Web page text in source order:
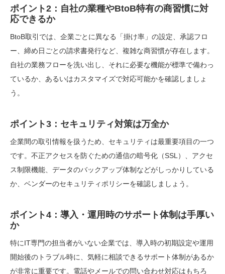
ポイント2：自社の業種やBtoB特有の商習慣に対
応できるか
BtoB取引では、企業ごとに異なる「掛け率」の設定、承認フロ
ー、締め日ごとの請求書発行など、複雑な商習慣が存在します。
自社の業務フローを洗い出し、それに必要な機能が標準で備わっ
ているか、あるいはカスタマイズで対応可能かを確認しましょ
う。
ポイント3：セキュリティ対策は万全か
企業間の取引情報を扱うため、セキュリティは最重要項目の一つ
です。不正アクセスを防ぐための通信の暗号化（SSL）、アクセ
ス制限機能、データのバックアップ体制などがしっかりしている
か、ベンダーのセキュリティポリシーを確認しましょう。
ポイント4：導入・運用時のサポート体制は手厚い
か
特にIT専門の担当者がいない企業では、導入時の初期設定や運用
開始後のトラブル時に、気軽に相談できるサポート体制があるか
が非常に重要です。電話やメールでの問い合わせ対応はもちろ